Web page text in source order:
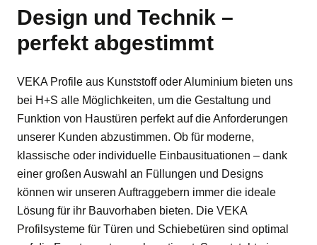
Design und Technik –
perfekt abgestimmt
VEKA Profile aus Kunststoff oder Aluminium bieten uns
bei H+S alle Möglichkeiten, um die Gestaltung und
Funktion von Haustüren perfekt auf die Anforderungen
unserer Kunden abzustimmen. Ob für moderne,
klassische oder individuelle Einbausituationen – dank
einer großen Auswahl an Füllungen und Designs
können wir unseren Auftraggebern immer die ideale
Lösung für ihr Bauvorhaben bieten. Die VEKA
Profilsysteme für Türen und Schiebetüren sind optimal